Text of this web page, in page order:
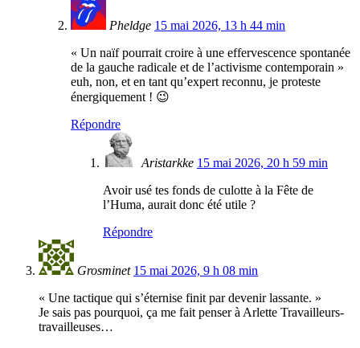
Pheldge 15 mai 2026, 13 h 44 min
« Un naïf pourrait croire à une effervescence spontanée
de la gauche radicale et de l’activisme contemporain »
euh, non, et en tant qu’expert reconnu, je proteste
énergiquement ! 😉
Répondre
Aristarkke 15 mai 2026, 20 h 59 min
Avoir usé tes fonds de culotte à la Fête de
l’Huma, aurait donc été utile ?
Répondre
Grosminet 15 mai 2026, 9 h 08 min
« Une tactique qui s’éternise finit par devenir lassante. »
Je sais pas pourquoi, ça me fait penser à Arlette Travailleurs-
travailleuses…